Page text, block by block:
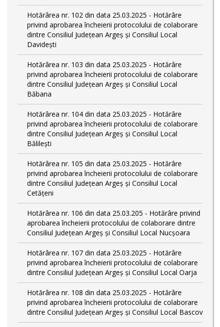
Hotărârea nr. 102 din data 25.03.2025 - Hotărâre
privind aprobarea încheierii protocolului de colaborare
dintre Consiliul Județean Argeș și Consiliul Local
Davidești
Hotărârea nr. 103 din data 25.03.2025 - Hotărâre
privind aprobarea încheierii protocolului de colaborare
dintre Consiliul Județean Argeș și Consiliul Local
Băbana
Hotărârea nr. 104 din data 25.03.2025 - Hotărâre
privind aprobarea încheierii protocolului de colaborare
dintre Consiliul Județean Argeș și Consiliul Local
Bălilești
Hotărârea nr. 105 din data 25.03.2025 - Hotărâre
privind aprobarea încheierii protocolului de colaborare
dintre Consiliul Județean Argeș și Consiliul Local
Cetățeni
Hotărârea nr. 106 din data 25.03.205 - Hotărâre privind
aprobarea încheierii protocolului de colaborare dintre
Consiliul Județean Argeș și Consiliul Local Nucșoara
Hotărârea nr. 107 din data 25.03.2025 - Hotărâre
privind aprobarea încheierii protocolului de colaborare
dintre Consiliul Județean Argeș și Consiliul Local Oarja
Hotărârea nr. 108 din data 25.03.2025 - Hotărâre
privind aprobarea încheierii protocolului de colaborare
dintre Consiliul Județean Argeș și Consiliul Local Bascov